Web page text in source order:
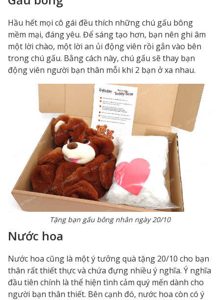
Hầu hết mọi cô gái đều thích những chú gấu bông
mềm mại, đáng yêu. Để sáng tạo hơn, bạn nên ghi âm
một lời chào, một lời an ủi động viên rồi gắn vào bên
trong chú gấu. Bằng cách này, chú gấu sẽ thay bạn
động viên người bạn thân mỗi khi 2 bạn ở xa nhau.
Tặng bạn gấu bông nhân ngày 20/10
Nước hoa
Nước hoa cũng là một ý tưởng quà tặng 20/10 cho bạn
thân rất thiết thực và chứa đựng nhiều ý nghĩa. Ý nghĩa
đầu tiên chính là thể hiện tình cảm quý mến dành cho
người bạn thân thiết. Bên cạnh đó, nước hoa còn có ý